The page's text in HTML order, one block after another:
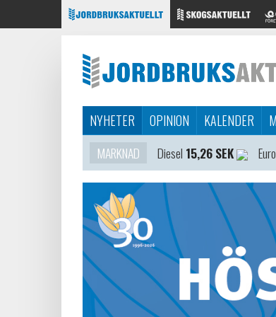
NYHETER OPINION KALENDER
MARKNAD
Diesel 15,26 SEK Euro